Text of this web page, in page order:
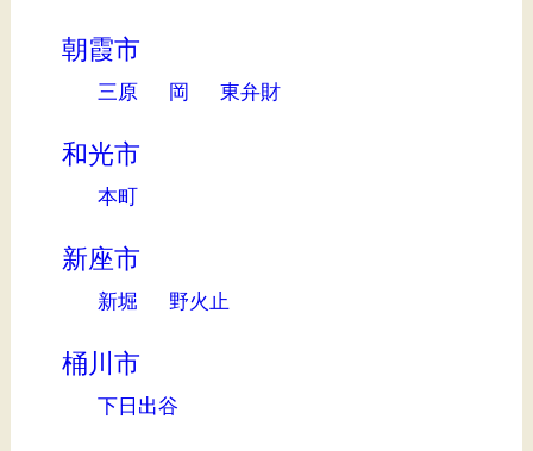
朝霞市
三原 岡 東弁財
和光市
本町
新座市
新堀 野火止
桶川市
下日出谷